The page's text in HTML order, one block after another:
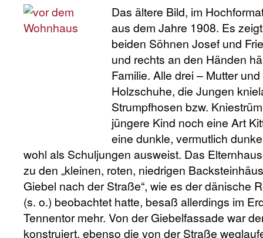
Das ältere Bild, im
aus dem Jahre 1908. Es
beiden Söhnen Josef und
und rechts an den Händen
Familie. Alle drei – Mutter
Holzschuhe, die Jungen
Strumpfhosen bzw.
jüngere Kind noch eine Art
eine dunkle, vermutlich
wohl als Schuljungen ausweist. Das
zu den „kleinen, roten, niedrigen
Giebel nach der Straße“, wie es der dänische
(s. o.) beobachtet hatte, besaß allerdings im
Tennentor mehr. Von der Giebelfassade war
konstruiert, ebenso die von der Straße